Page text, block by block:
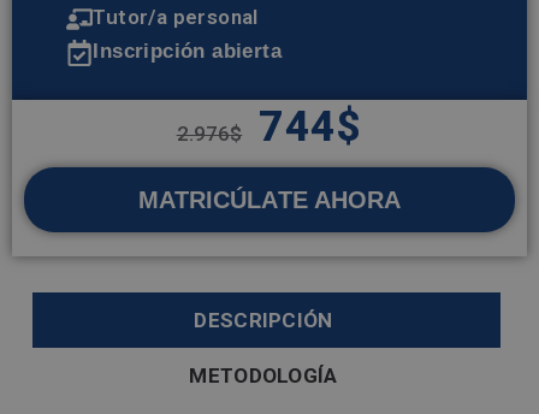
Tutor/a personal
Inscripción abierta
2.976$ 744$
MATRICÚLATE AHORA
DESCRIPCIÓN
METODOLOGÍA